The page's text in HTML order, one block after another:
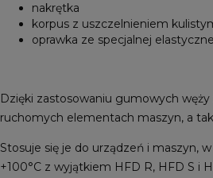
nakrętka
korpus z uszczelnieniem
oprawka ze specjalnej
Dzięki zastosowaniu gumowych
ruchomych elementach maszyn, a
Stosuje się je do urządzeń i maszyn,
+100°C z wyjątkiem HFD R, HFD S i